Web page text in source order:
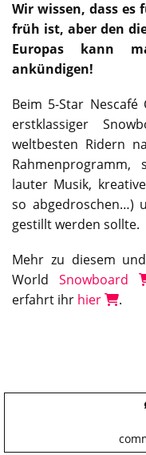
Wir wissen, dass es
früh ist, aber den
Europas kann
ankündigen!
Beim 5-Star
erstklassiger
weltbesten Ridern
lauter Musik,
so abgedroschen…)
gestillt werden sollte.
Mehr zu diesem
World Snowboard
erfahrt ihr hier .